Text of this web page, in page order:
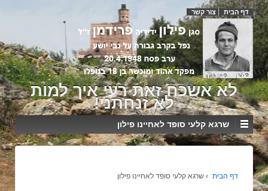
דף הבית צור קשר
לא אשכח זאת רעי איך למות
לא זנחתני!
שרגא קלעי סופד לאחיינו פילון
דף הבית › שרגא קלעי סופד לאחיינו פילון